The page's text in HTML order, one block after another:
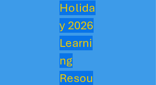
Holida
y 2026
Learni
ng
Resou